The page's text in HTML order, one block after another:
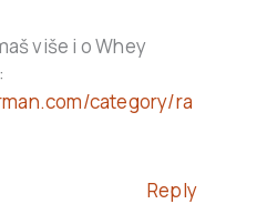
više i o Whey
category/ra
Reply